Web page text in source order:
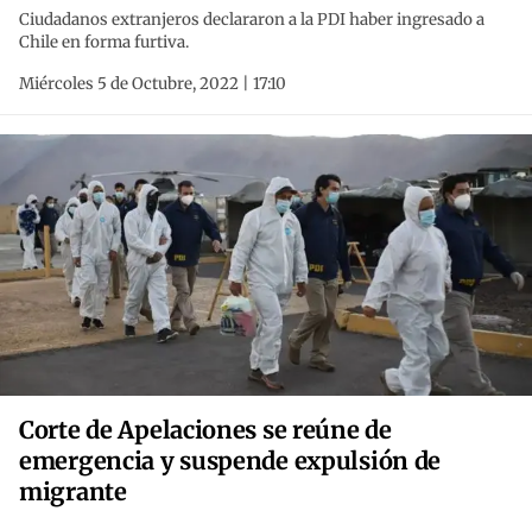
Ciudadanos extranjeros declararon a la PDI haber ingresado a
Chile en forma furtiva.
Miércoles 5 de Octubre, 2022 | 17:10
Corte de Apelaciones se reúne de
emergencia y suspende expulsión de
migrante